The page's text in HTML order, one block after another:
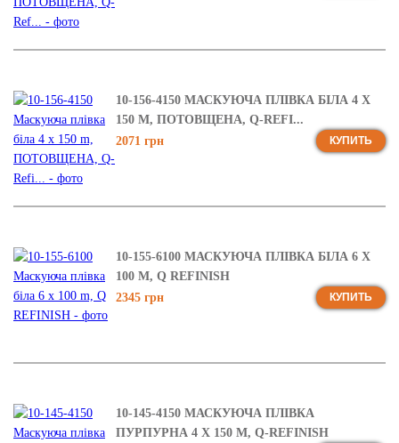
10-156-4150 МАСКУЮЧА ПЛІВКА БІЛА 4 X
150 M, ПОТОВЩЕНА, Q-REFI...
2071 грн
КУПИТЬ
10-155-6100 МАСКУЮЧА ПЛІВКА БІЛА 6 X
100 M, Q REFINISH
2345 грн
КУПИТЬ
10-145-4150 МАСКУЮЧА ПЛІВКА
ПУРПУРНА 4 X 150 M, Q-REFINISH